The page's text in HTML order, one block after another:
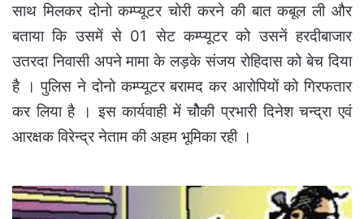
साथ मिलकर दोनो कम्प्यूटर चोरी करने की बात कबूल ली और
बताया कि उसमें से 01 सेट कम्प्यूटर को उसनें हरदीबाजार
उतरदा निवासी अपने मामा के लड़के संजय रोहिदास को बेच दिया
है । पुलिस ने दोनो कम्प्यूटर बरामद कर आरोपियों को गिरफतार
कर लिया है । इस कार्यवाही में चोैकी प्रभारी दिनेश चन्द्रा एवं
आरक्षक विरेन्द्र नेताम की अहम भूमिका रही ।
शराब
दुकान